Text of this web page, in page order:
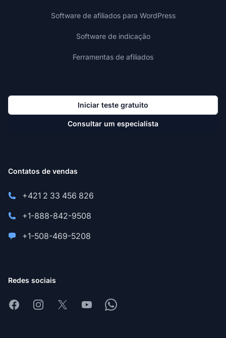
Software de afiliados para WordPress
Software de indicação
Ferramentas de afiliados
Iniciar teste gratuito
Consultar um especialista
Contatos de vendas
+421 2 33 456 826
+1-888-842-9508
+1-508-469-5208
Redes sociais
FacebookInstagram
X YoutubeWhatsapp